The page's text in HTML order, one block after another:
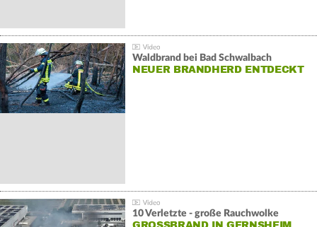
Waldbrand bei Bad Schwalbach
NEUER BRANDHERD ENTDECKT
10 Verletzte - große Rauchwolke